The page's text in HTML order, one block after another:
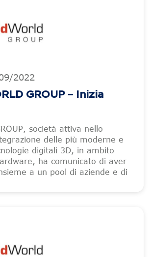
/2022
GROUP – Inizia
società attiva nello
delle più moderne e
digitali 3D, in ambito
ha comunicato di aver
a un pool di aziende e di